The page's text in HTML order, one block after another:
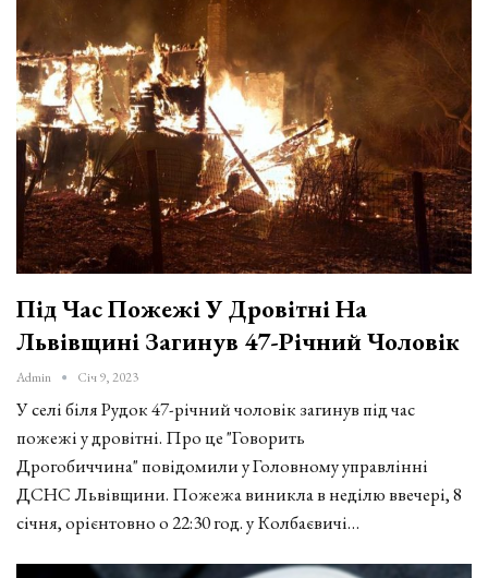
Під Час Пожежі У Дровітні На
Львівщині Загинув 47-Річний Чоловік
Admin Січ 9, 2023
У селі біля Рудок 47-річний чоловік загинув під час
пожежі у дровітні. Про це "Говорить
Дрогобиччина" повідомили у Головному управлінні
ДСНС Львівщини. Пожежа виникла в неділю ввечері, 8
січня, орієнтовно о 22:30 год. у Колбаєвичі…